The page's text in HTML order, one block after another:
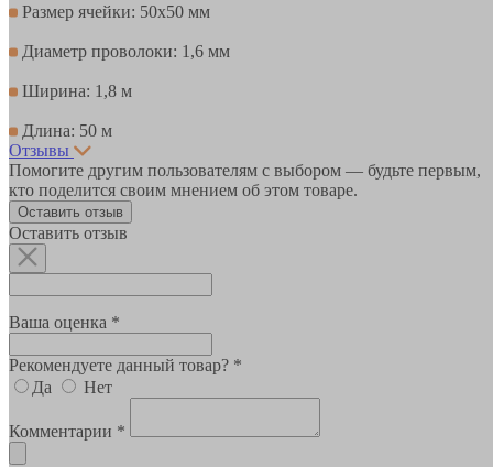
Размер ячейки: 50х50 мм
Диаметр проволоки: 1,6 мм
Ширина: 1,8 м
Длина: 50 м
Отзывы
Помогите другим пользователям с выбором — будьте первым,
кто поделится своим мнением об этом товаре.
Оставить отзыв
Оставить отзыв
Ваша оценка *
Рекомендуете данный товар? *
Да
Нет
Комментарии *